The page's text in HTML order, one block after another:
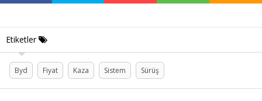
Etiketler
Byd Fiyat Kaza Sistem Sürüş